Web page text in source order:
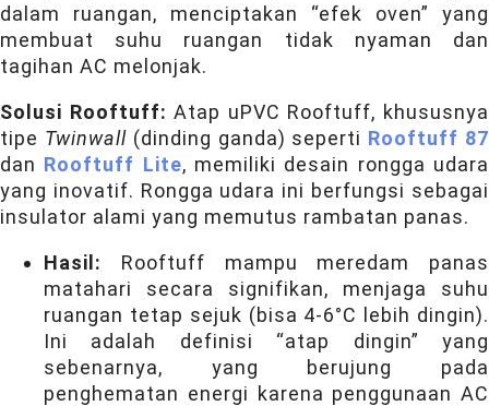
dalam ruangan, menciptakan “efek oven” yang
membuat suhu ruangan tidak nyaman dan
tagihan AC melonjak.
Solusi Rooftuff: Atap uPVC Rooftuff, khususnya
tipe Twinwall(dinding ganda) seperti Rooftuff 87
dan Rooftuff Lite, memiliki desain rongga udara
yang inovatif. Rongga udara ini berfungsi sebagai
insulator alami yang memutus rambatan panas.
Hasil: Rooftuff mampu meredam panas
matahari secara signifikan, menjaga suhu
ruangan tetap sejuk (bisa 4-6°C lebih dingin).
Ini adalah definisi “atap dingin” yang
sebenarnya, yang berujung pada
penghematan energi karena penggunaan AC